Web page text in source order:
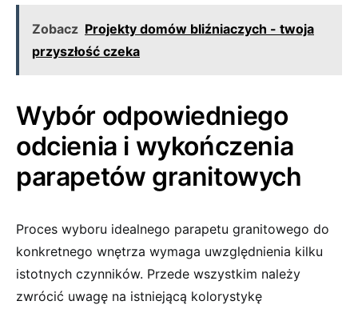
Zobacz Projekty domów bliźniaczych - twoja
przyszłość czeka
Wybór odpowiedniego
odcienia i wykończenia
parapetów granitowych
Proces wyboru idealnego parapetu granitowego do
konkretnego wnętrza wymaga uwzględnienia kilku
istotnych czynników. Przede wszystkim należy
zwrócić uwagę na istniejącą kolorystykę